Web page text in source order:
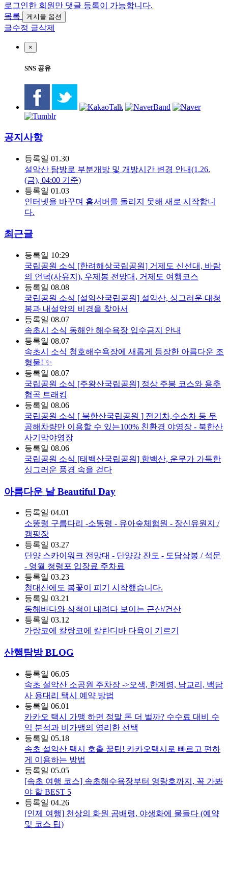
로그인한 회원만 댓글 등록이 가능합니다.
목록
게시물 옵션
글수정 글삭제
×
SNS 공유
공지사항
등록일 01.30
설악산 탐방로 부분개방 및 개방시간 변경 안내(1.26.
(금), 04:00 기준)
등록일 01.03
인터넷을 바꾸며 홈서버를 돌리지 못해 새로 시작합니
다.
최근글
등록일 10:29
국립공원 소식 [한려해상국립공원] 거제도 신선대, 바람
의 언덕(사유지), 우제봉 전망대, 거제도 여행코스
등록일 08.08
국립공원 소식 [설악산국립공원] 설악산, 싱그러운 대청
봉과 내설악의 비경을 찾아서
등록일 08.07
속초시 소식 동해안 해수욕장 입수금지 안내
등록일 08.07
속초시 소식 청호해수욕장에 새롭게 등장한 아름다운 조
형물! ✨
등록일 08.07
국립공원 소식 [주왕산국립공원] 정상 주봉 코스와 용추
협곡 트래킹
등록일 08.06
국립공원 소식 [ 북한산국립공원 ] 전기차,수소차 등 무
공해차량만 이용할 수 있는100% 친환경 야영장 - 북한산
사기막야영장
등록일 08.06
국립공원 소식 [태백산국립공원] 함백산, 운무가 가득한
싱그러운 풍경 속을 걷다
아름다운 날 Beautiful Day
등록일 04.01
소똥령 구름다리 -소똥령 - 유아숲체험원 - 장신유원지 /
캠핑장
등록일 03.27
단양 스카이워크 전망대 - 단양강 잔도 - 도담삼봉 / 석문
- 영월 청령포 입장료 주차료
등록일 03.23
청대산에도 봄꽃이 피기 시작했습니다.
등록일 03.21
동해바다와 삼척이 내려다 보이는 근산/건산
등록일 03.12
가랑코에 칼랑코에 칼란디바 다육이 기르기
산행탐방 BLOG
등록일 06.05
속초 설악산 소공원 주차장 ->오색, 한계령, 남교리, 백담
사 용대리 택시 예약 방법
등록일 06.01
카카오 택시 가맹 하면 정말 돈 더 벌까? 수수료 대비 수
익 분석과 비가맹의 영리한 선택
등록일 05.18
속초 설악산 택시 호출 꿀팁! 카카오택시로 빠르고 편하
게 이용하는 방법
등록일 05.05
[속초 여행 코스] 속초해수욕장부터 영랑호까지, 꼭 가봐
야 할 BEST 5
등록일 04.26
[인제 여행] 천상의 화원 곰배령, 야생화에 물들다 (예약
및 코스 팁)